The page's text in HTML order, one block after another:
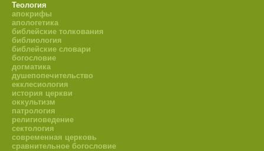
Теология
апокрифы
апологетика
библейские толкования
библиология
библейские словари
богословие
догматика
душепопечительство
екклесиология
история церкви
оккультизм
патрология
религиоведение
сектология
современная церковь
сравнительное богословие